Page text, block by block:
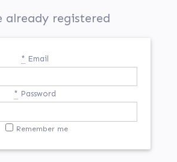
already registered
* Email
* Password
Remember me